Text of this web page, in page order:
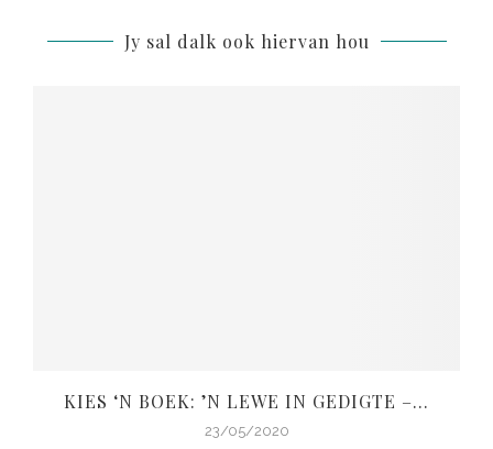
Jy sal dalk ook hiervan hou
KIES ‘N BOEK: ’N LEWE IN GEDIGTE –...
23/05/2020